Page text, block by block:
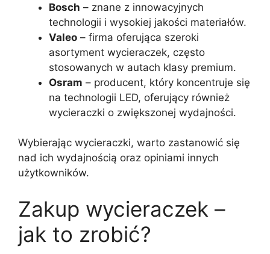
Bosch – znane z innowacyjnych
technologii i wysokiej jakości materiałów.
Valeo – firma oferująca szeroki
asortyment wycieraczek, często
stosowanych w autach klasy premium.
Osram – producent, który koncentruje się
na technologii LED, oferujący również
wycieraczki o zwiększonej wydajności.
Wybierając wycieraczki, warto zastanowić się
nad ich wydajnością oraz opiniami innych
użytkowników.
Zakup wycieraczek –
jak to zrobić?